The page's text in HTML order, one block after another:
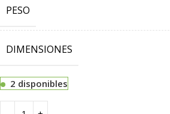
PESO
DIMENSIONES
2 disponibles